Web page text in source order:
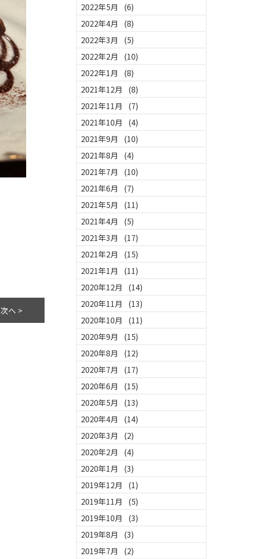
次へ >
2022年5月
(6)
2022年4月
(8)
2022年3月
(5)
2022年2月
(10)
2022年1月
(8)
2021年12月
(8)
2021年11月
(7)
2021年10月
(4)
2021年9月
(10)
2021年8月
(4)
2021年7月
(10)
2021年6月
(7)
2021年5月
(11)
2021年4月
(5)
2021年3月
(17)
2021年2月
(15)
2021年1月
(11)
2020年12月
(14)
2020年11月
(13)
2020年10月
(11)
2020年9月
(15)
2020年8月
(12)
2020年7月
(17)
2020年6月
(15)
2020年5月
(13)
2020年4月
(14)
2020年3月
(2)
2020年2月
(4)
2020年1月
(3)
2019年12月
(1)
2019年11月
(5)
2019年10月
(3)
2019年8月
(3)
2019年7月
(2)